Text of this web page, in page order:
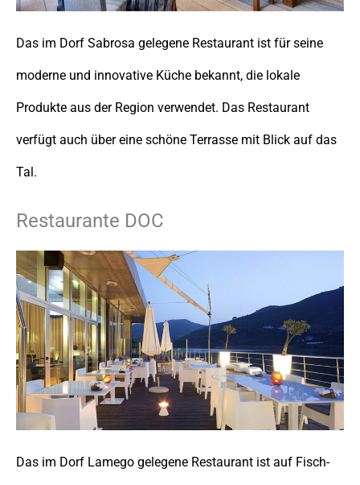
Das im Dorf Sabrosa gelegene Restaurant ist für seine
moderne und innovative Küche bekannt, die lokale
Produkte aus der Region verwendet. Das Restaurant
verfügt auch über eine schöne Terrasse mit Blick auf das
Tal.
Restaurante DOC
Das im Dorf Lamego gelegene Restaurant ist auf Fisch-